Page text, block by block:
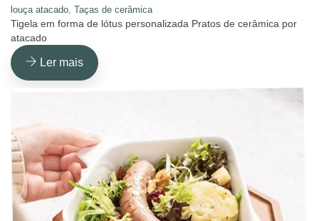
louça atacado, Taças de cerâmica
Tigela em forma de lótus personalizada Pratos de cerâmica por
atacado
Ler mais